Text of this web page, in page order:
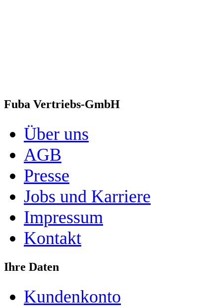
Fuba Vertriebs-GmbH
Über uns
AGB
Presse
Jobs und Karriere
Impressum
Kontakt
Ihre Daten
Kundenkonto